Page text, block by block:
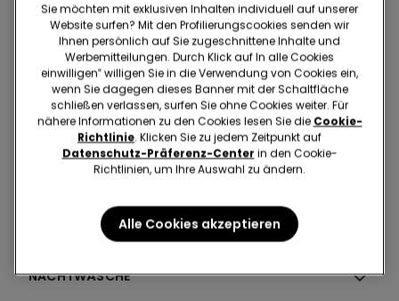
Badeanzug für Damen mit Shape-Effektfür eine
figurschmeichelnde Silhouette suchst – Tezenis bietet Dir
hochwertige Designs mit maximalem Tragekomfort. Unsere
Bademode für Damen kombiniert aktuelle Trends mit
funktionalen Materialien, sodass Du Dich am Strand oder Pool
rundum wohlfühlen kannst.
Wie Du angesagte Bikinis stilvoll kombinieren kannst
Ein trendiger Bikini für Damen allein reicht nicht – mit den
richtigen Kombinationen setzt Du Dein Strandoutfit perfekt in
Bluse kombinieren. Bikinis mit Bügel sorgen für extra Halt und
passen perfekt zu luftigen Shorts für einen entspannten Beach-
Für einen glamourösen Auftritt kannst Du zu einem Bikini mit
Read more
UNTERWÄSCHE
NACHTWÄSCHE
Sie möchten mit exklusiven Inhalten individuell auf unserer
Website surfen? Mit den Profilierungscookies senden wir
Ihnen persönlich auf Sie zugeschnittene Inhalte und
Werbemitteilungen. Durch Klick auf In alle Cookies
einwilligen‟ willigen Sie in die Verwendung von Cookies ein,
wenn Sie dagegen dieses Banner mit der Schaltfläche
schließen verlassen, surfen Sie ohne Cookies weiter. Für
nähere Informationen zu den Cookies lesen Sie die Cookie-
Richtlinie. Klicken Sie zu jedem Zeitpunkt auf
Datenschutz-Präferenz-Center in den Cookie-
Richtlinien, um Ihre Auswahl zu ändern.
Alle Cookies akzeptieren